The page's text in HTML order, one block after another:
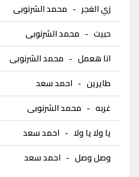
زي الغجر - محمد الشرنوبى
حبيت - محمد الشرنوبى
انا هعمل - محمد الشرنوبى
طايرين - احمد سعد
غربه - محمد الشرنوبى
يا ولا يا ولا - احمد سعد
وصل وصل - احمد سعد